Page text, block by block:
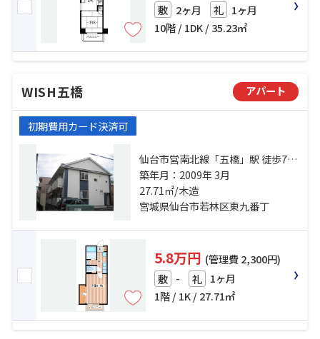
敷 2ヶ月 礼 1ヶ月
10階 / 1DK / 35.23㎡
WISH五橋 アパート
初期費用カード決済可
仙台市営南北線「五橋」駅 徒歩7分
仙台市地下鉄東西線「連坊」駅 徒
歩10分 東北本線「仙台」駅 徒歩17
分
築年月：2009年 3月
27.71㎡/木造
宮城県仙台市若林区東九番丁
5.8万円 (管理費 2,300円)
敷 - 礼 1ヶ月
1階 / 1K / 27.71㎡